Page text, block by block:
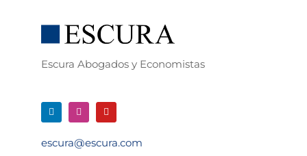
Escura Abogados y Economistas
escura@escura.com